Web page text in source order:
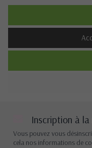
Description
Inscription à
Vous pouvez vous
cela nos informations de